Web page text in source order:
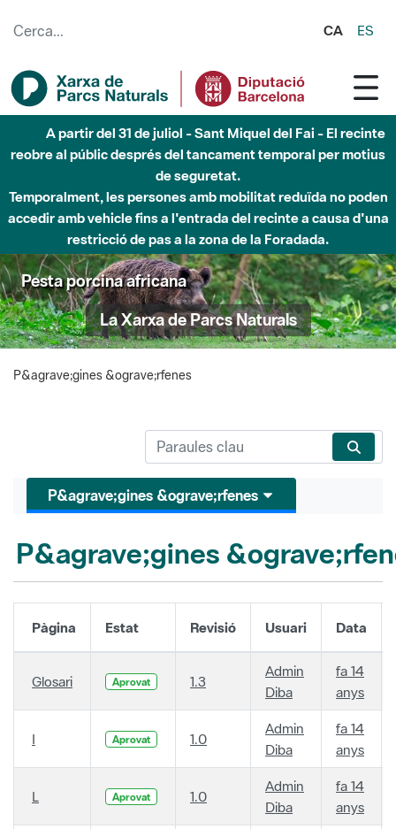
CA ES
A partir del 31 de juliol - Sant Miquel del Fai - El recinte
reobre al públic després del tancament temporal per motius
de seguretat.
Temporalment, les persones amb mobilitat reduïda no poden
accedir amb vehicle fins a l'entrada del recinte a causa d'una
restricció de pas a la zona de la Foradada.
Pesta porcina africana
La Xarxa de Parcs Naturals
P&agrave;gines &ograve;rfenes
P&agrave;gines &ograve;rfenes
P&agrave;gines
Pàgina Estat Revisió Usuari Data
Glosari Aprovat 1.3
Admin
Diba
fa 14
anys
I Aprovat 1.0
Admin
Diba
fa 14
anys
L Aprovat 1.0
Admin
Diba
fa 14
anys